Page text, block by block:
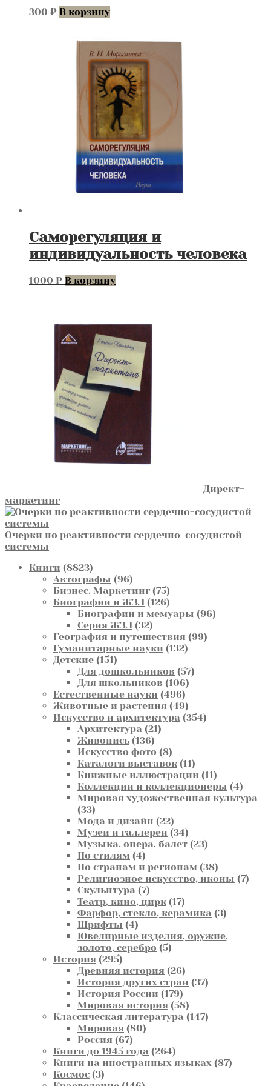
300 ₽ В корзину
Саморегуляция и
индивидуальность человека
1000 ₽ В корзину
Директ-
маркетинг
Очерки по реактивности сердечно-сосудистой
системы
Книги 88238823
товара
Автографы 9696
товаров
Бизнес. Маркетинг 7575
товаров
Биографии и ЖЗЛ 126126
товаров
Биографии и мемуары 9696
Серия ЖЗЛ 3232
товара
География и путешествия 9999
Гуманитарные науки 132132
Детские 151151
товар
Для дошкольников 5757
Для школьников 106106
Естественные науки 496496
товаров
Животные и растения 4949
товаров
Искусство и архитектура 354354
Архитектура 2121
Живопись 136136
товаров
Искусство фото 88
товаров
Каталоги выставок 1111
товаров
Книжные иллюстрации 1111
товаров
Коллекции и коллекционеры 44
Мировая художественная культура
3333
товара
Мода и дизайн 2222
товара
Музеи и галлереи 3434
товара
Музыка, опера, балет 2323
По стилям 44
товара
По странам и регионам 3838
товаров
Религиозное искусство, иконы 77
Скульптура 77
товаров
Театр, кино, цирк 1717
товаров
Фарфор, стекло, керамика 33
Шрифты 44
товара
Ювелирные изделия, оружие,
золото, серебро 55
История 295295
товаров
Древняя история 2626
товаров
История других стран 3737
История России 179179
товаров
Мировая история 5858
товаров
Классическая литература 147147
Мировая 8080
Россия 6767
товаров
Книги до 1945 года 264264
товара
Книги на иностранных языках 8787
Космос 33